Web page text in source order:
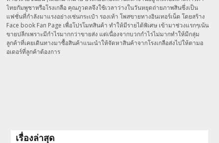
ไทยกัมพูชาหรือโรงเกลือ คุณภูวดลจึงใช้เวลาว่างในวันหยุดถ่ายภาพสินซึ่งเป็น
แฟชั่นที่กำลังมาแรงอย่างเช่นกระเป๋า รองเท้า โพสขายทางอินเทอร์เน็ต โดยสร้าง
Face book Fan Page เพื่อโปรโมทสินค้า ทำให้มีรายได้พิเศษ เข้ามาช่วงแรกๆเน้น
ขายปลีกเพราะมีกำไรมากกว่าขายส่ง แต่เนื่องจากบวกกำไรไม่มากทำให้มีกลุ่ม
ลูกค้าที่เคยเดินทางมาซื้อสินค้าแนะนำให้จัดหาสินค้าจากโรงเกลือส่งไปให้ตามอ
อเดอร์ที่ลูกค้าต้องการ
เรื่องล่าสุด